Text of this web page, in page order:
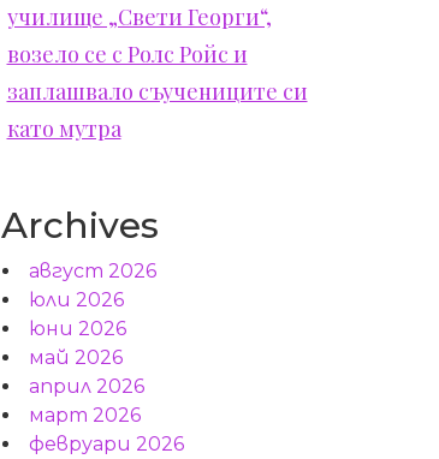
училище „Свети Георги“,
возело се с Ролс Ройс и
заплашвало съучениците си
като мутра
Archives
август 2026
юли 2026
юни 2026
май 2026
април 2026
март 2026
февруари 2026